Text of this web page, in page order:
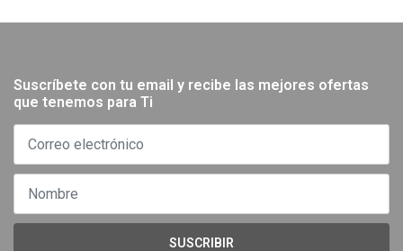
Suscríbete con tu email y recibe las mejores ofertas
que tenemos para Ti
SUSCRIBIR